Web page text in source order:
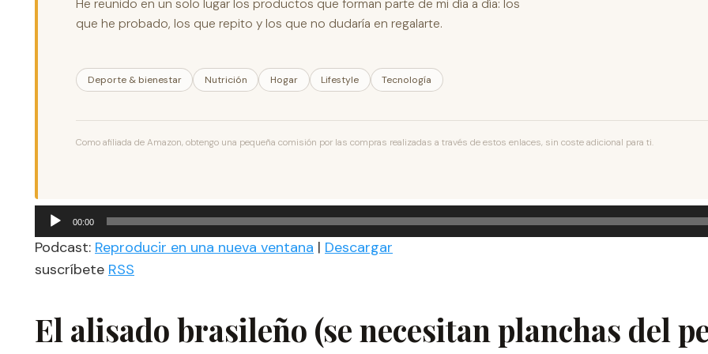
He reunido en un solo lugar los productos que forman parte de mi día a día: los
que he probado, los que repito y los que no dudaría en regalarte.
Deporte & bienestar Nutrición Hogar Lifestyle Tecnología
Como afiliada de Amazon, obtengo una pequeña comisión por las compras realizadas a través de estos enlaces, sin coste adicional para ti.
Reproductor
audio
00:00
Podcast: Reproducir en una nueva ventana | Descargar
suscríbete RSS
El alisado brasileño (se necesitan planchas del